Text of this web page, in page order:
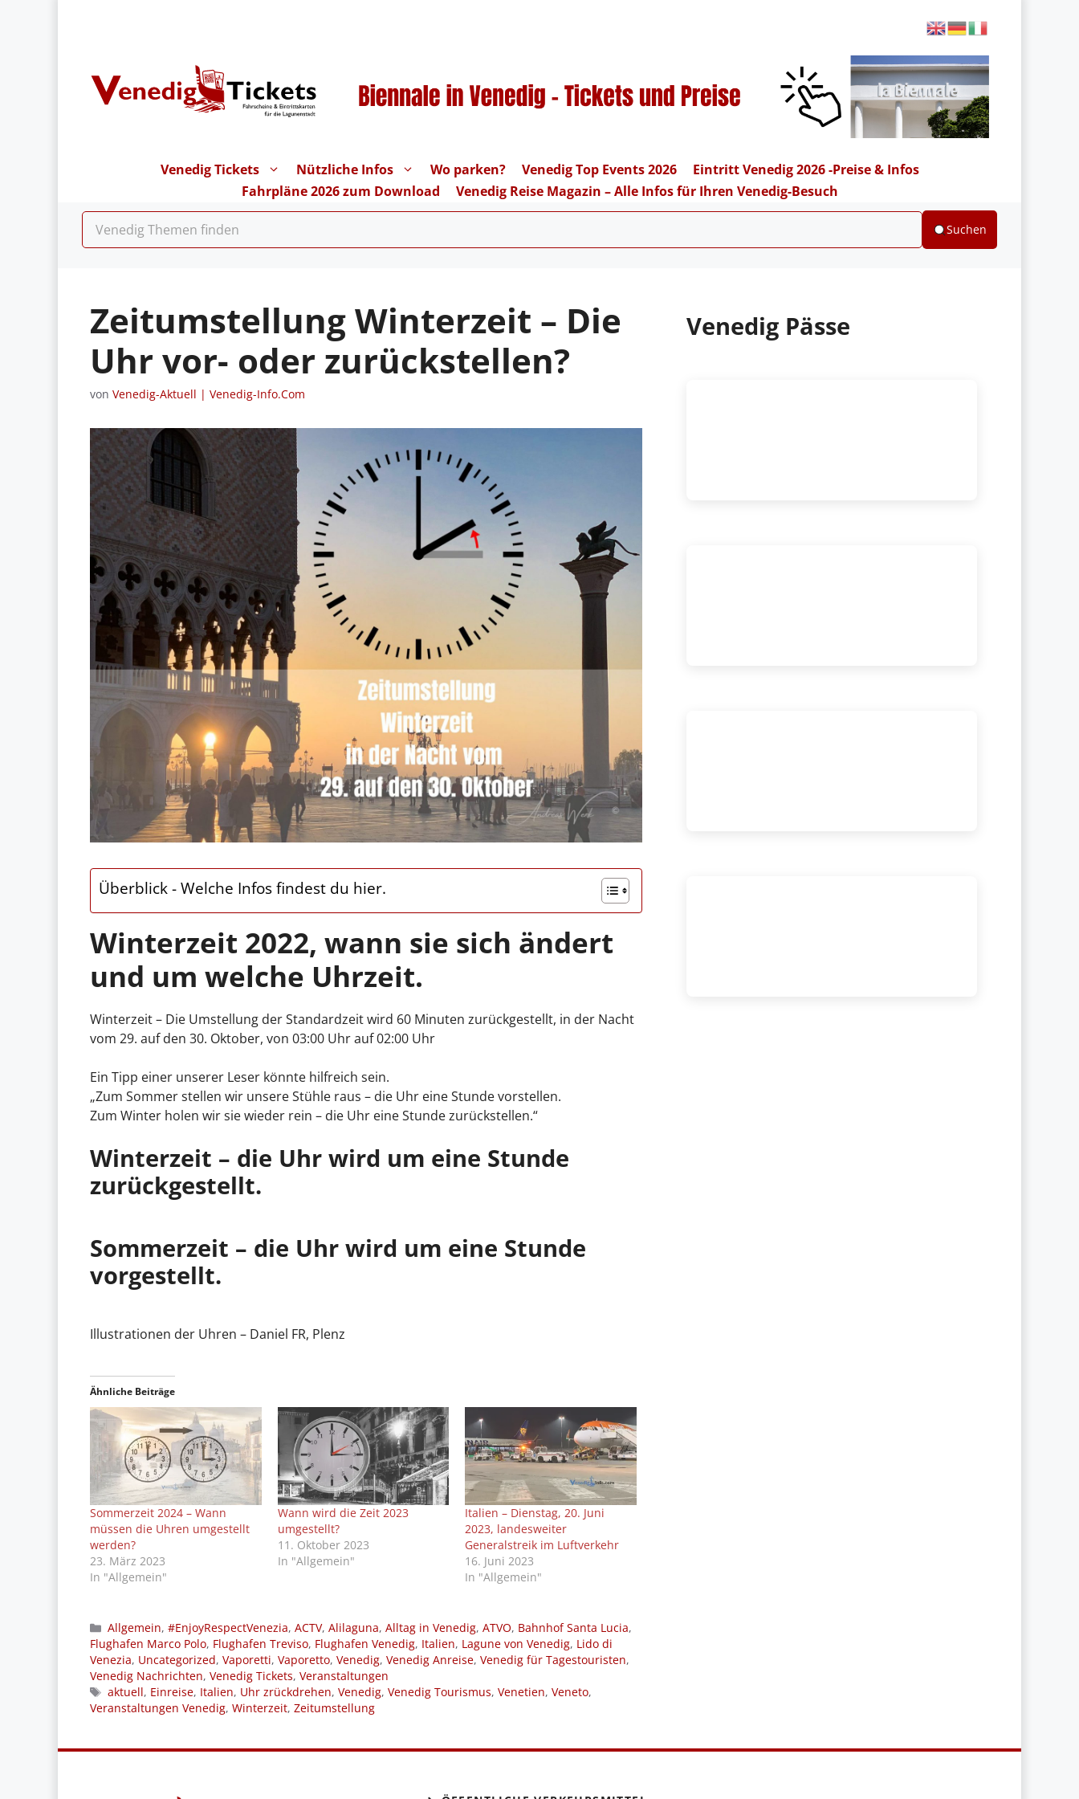
Venedig Tickets Nützliche Infos Wo parken? Venedig Top Events 2026
Eintritt Venedig 2026 -Preise & Infos
Fahrpläne 2026 zum Download
Venedig Reise Magazin – Alle Infos für Ihren Venedig-Besuch
Suchen
Zeitumstellung Winterzeit – Die
Uhr vor- oder zurückstellen?
von Venedig-Aktuell | Venedig-Info.Com
Überblick - Welche Infos findest du hier.
Winterzeit 2022, wann sie sich ändert
und um welche Uhrzeit.
Winterzeit – Die Umstellung der Standardzeit wird 60 Minuten zurückgestellt, in der Nacht
vom 29. auf den 30. Oktober, von 03:00 Uhr auf 02:00 Uhr
Ein Tipp einer unserer Leser könnte hilfreich sein.
„Zum Sommer stellen wir unsere Stühle raus – die Uhr eine Stunde vorstellen.
Zum Winter holen wir sie wieder rein – die Uhr eine Stunde zurückstellen.“
Winterzeit – die Uhr wird um eine Stunde
zurückgestellt.
Sommerzeit – die Uhr wird um eine Stunde
vorgestellt.
Illustrationen der Uhren – Daniel FR, Plenz
Ähnliche Beiträge
Sommerzeit 2024 – Wann
müssen die Uhren umgestellt
werden?
23. März 2023
In "Allgemein"
Wann wird die Zeit 2023
umgestellt?
11. Oktober 2023
In "Allgemein"
Italien – Dienstag, 20. Juni
2023, landesweiter
Generalstreik im Luftverkehr
16. Juni 2023
In "Allgemein"
Kategorien
Allgemein, #EnjoyRespectVenezia, ACTV, Alilaguna, Alltag in Venedig, ATVO, Bahnhof Santa Lucia,
Flughafen Marco Polo, Flughafen Treviso, Flughafen Venedig, Italien, Lagune von Venedig, Lido di
Venezia, Uncategorized, Vaporetti, Vaporetto, Venedig, Venedig Anreise, Venedig für Tagestouristen,
Venedig Nachrichten, Venedig Tickets, Veranstaltungen
Schlagwörter
aktuell, Einreise, Italien, Uhr zrückdrehen, Venedig, Venedig Tourismus, Venetien, Veneto,
Veranstaltungen Venedig, Winterzeit, Zeitumstellung
Venedig Pässe